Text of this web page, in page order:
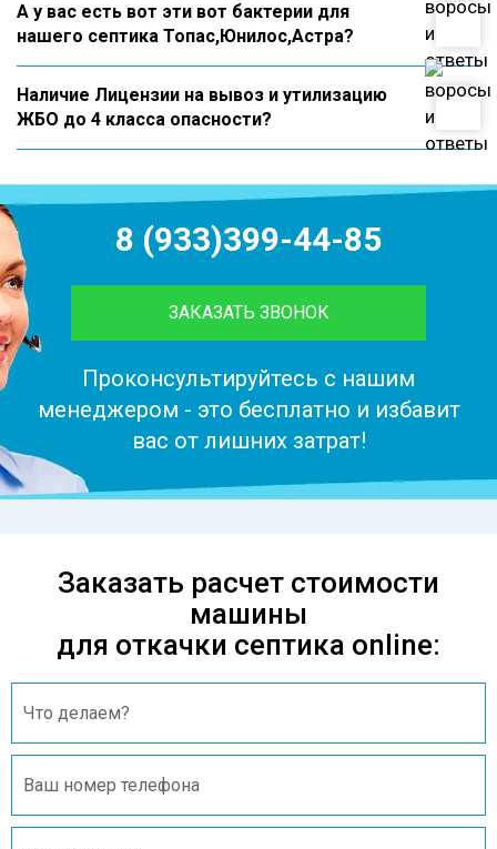
А у вас есть вот эти вот бактерии для
нашего септика Топас,Юнилос,Астра?
Наличие Лицензии на вывоз и утилизацию
ЖБО до 4 класса опасности?
8 (933)399-44-85
ЗАКАЗАТЬ ЗВОНОК
Проконсультируйтесь с нашим
менеджером - это бесплатно и избавит
вас от лишних затрат!
Заказать расчет стоимости
машины
для откачки септика online: